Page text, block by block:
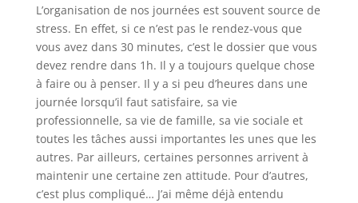
L’organisation de nos journées est souvent source de
stress. En effet, si ce n’est pas le rendez-vous que
vous avez dans 30 minutes, c’est le dossier que vous
devez rendre dans 1h. Il y a toujours quelque chose
à faire ou à penser. Il y a si peu d’heures dans une
journée lorsqu’il faut satisfaire, sa vie
professionnelle, sa vie de famille, sa vie sociale et
toutes les tâches aussi importantes les unes que les
autres. Par ailleurs, certaines personnes arrivent à
maintenir une certaine zen attitude. Pour d’autres,
c’est plus compliqué… J’ai même déjà entendu